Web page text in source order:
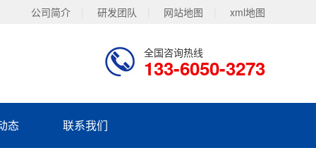
公司简介 研发团队 网站地图 xml地图
全国咨询热线
133-6050-3273
态 联系我们